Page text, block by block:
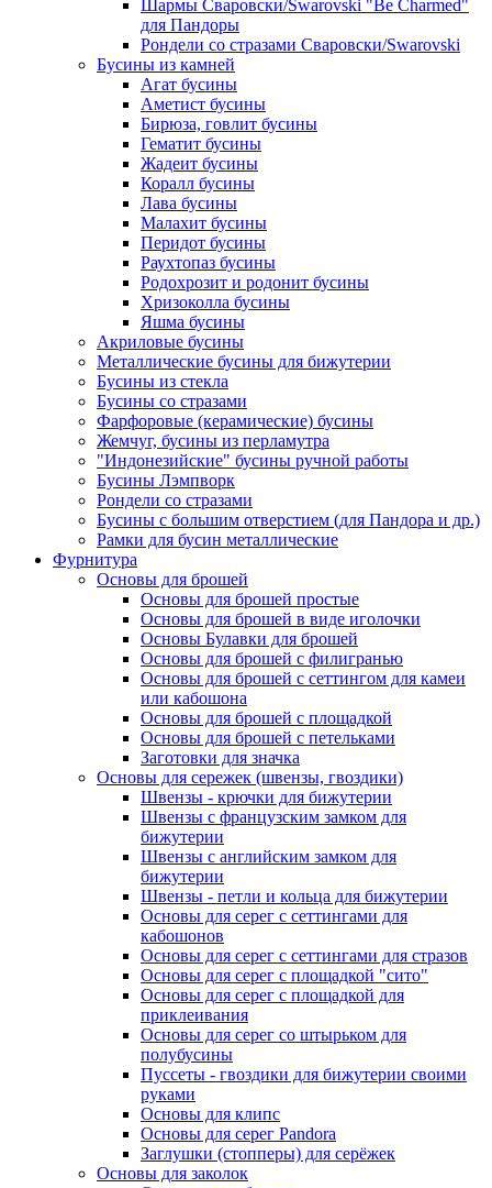
Шармы Сваровски/Swarovski "Be Charmed"
для Пандоры
Рондели со стразами Сваровски/Swarovski
Бусины из камней
Агат бусины
Аметист бусины
Бирюза, говлит бусины
Гематит бусины
Жадеит бусины
Коралл бусины
Лава бусины
Малахит бусины
Перидот бусины
Раухтопаз бусины
Родохрозит и родонит бусины
Хризоколла бусины
Яшма бусины
Акриловые бусины
Металлические бусины для бижутерии
Бусины из стекла
Бусины со стразами
Фарфоровые (керамические) бусины
Жемчуг, бусины из перламутра
"Индонезийские" бусины ручной работы
Бусины Лэмпворк
Рондели со стразами
Бусины с большим отверстием (для Пандора и др.)
Рамки для бусин металлические
Фурнитура
Основы для брошей
Основы для брошей простые
Основы для брошей в виде иголочки
Основы Булавки для брошей
Основы для брошей с филигранью
Основы для брошей с сеттингом для камеи
или кабошона
Основы для брошей с площадкой
Основы для брошей с петельками
Заготовки для значка
Основы для сережек (швензы, гвоздики)
Швензы - крючки для бижутерии
Швензы с французским замком для
бижутерии
Швензы с английским замком для
бижутерии
Швензы - петли и кольца для бижутерии
Основы для серег с сеттингами для
кабошонов
Основы для серег с сеттингами для стразов
Основы для серег с площадкой "сито"
Основы для серег с площадкой для
приклеивания
Основы для серег со штырьком для
полубусины
Пуссеты - гвоздики для бижутерии своими
руками
Основы для клипс
Основы для серег Pandora
Заглушки (стопперы) для серёжек
Основы для заколок